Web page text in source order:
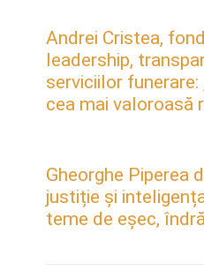
Andrei Cristea,
leadership,
serviciilor funerare:
cea mai valoroasă
Gheorghe Piperea
justiție și
teme de eșec,